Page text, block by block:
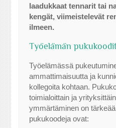
laadukkaat tennarit tai
kengät, viimeistelevät
ilmeen.
Työelämän
Työelämässä
ammattimaisuutta ja
kollegoita kohtaan.
toimialoittain ja
ymmärtäminen on
pukukoodeja ovat: